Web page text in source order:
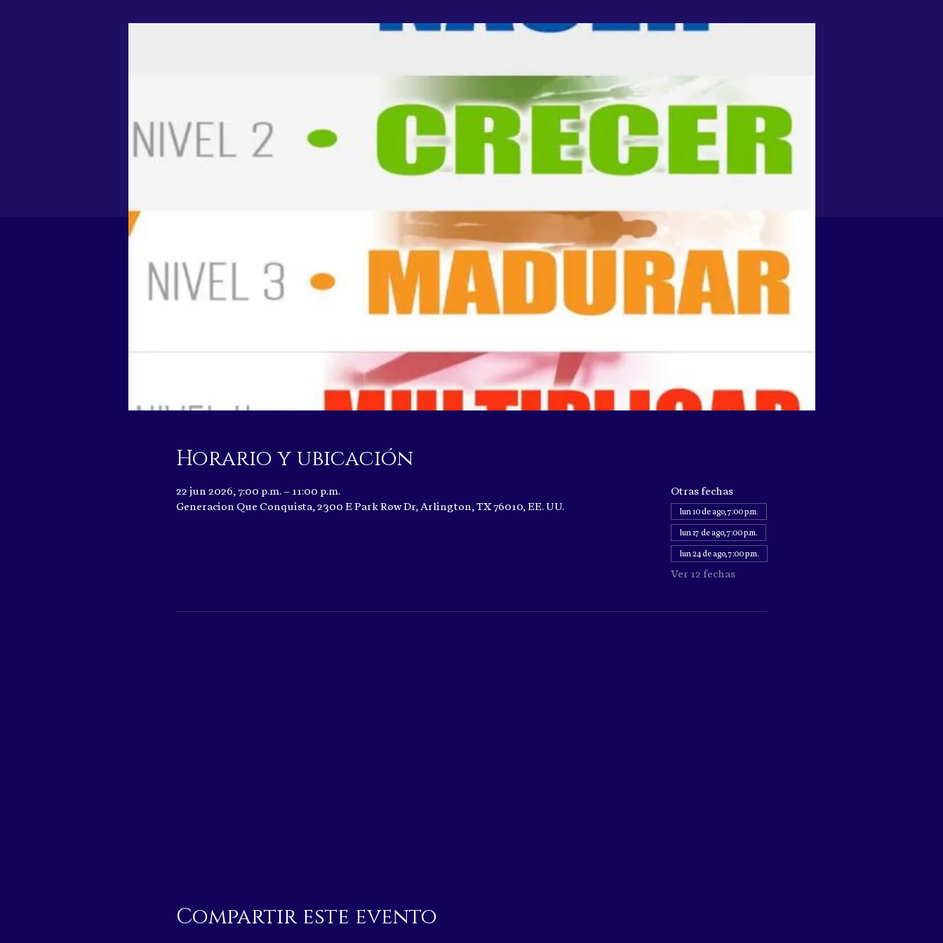
Horario y ubicación
22 jun 2026, 7:00 p.m. – 11:00 p.m.
Generacion Que Conquista, 2300 E Park Row Dr, Arlington, TX 76010, EE. UU.
Otras fechas
lun 10 de ago, 7:00 p.m.
lun 17 de ago, 7:00 p.m.
lun 24 de ago, 7:00 p.m.
Ver 12 fechas
Compartir este evento